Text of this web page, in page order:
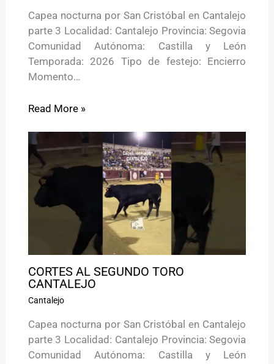
Capea nocturna por San Cristóbal en Cantalejo
parte 3 Localidad: Cantalejo Provincia: Segovia
Comunidad Autónoma: Castilla y León
Temporada: 2026 Tipo de festejo: Encierro
Momento…
Read More »
CORTES AL SEGUNDO TORO
CANTALEJO
Cantalejo
Capea nocturna por San Cristóbal en Cantalejo
parte 3 Localidad: Cantalejo Provincia: Segovia
Comunidad Autónoma: Castilla y León